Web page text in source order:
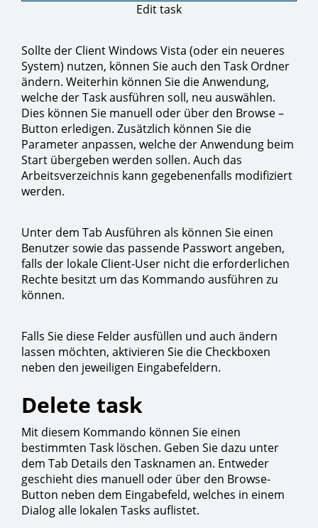
Edit task
Sollte der Client Windows Vista (oder ein neueres
System) nutzen, können Sie auch den Task Ordner
ändern. Weiterhin können Sie die Anwendung,
welche der Task ausführen soll, neu auswählen.
Dies können Sie manuell oder über den Browse –
Button erledigen. Zusätzlich können Sie die
Parameter anpassen, welche der Anwendung beim
Start übergeben werden sollen. Auch das
Arbeitsverzeichnis kann gegebenenfalls modifiziert
werden.
Unter dem Tab Ausführen als können Sie einen
Benutzer sowie das passende Passwort angeben,
falls der lokale Client-User nicht die erforderlichen
Rechte besitzt um das Kommando ausführen zu
können.
Falls Sie diese Felder ausfüllen und auch ändern
lassen möchten, aktivieren Sie die Checkboxen
neben den jeweiligen Eingabefeldern.
Delete task
Mit diesem Kommando können Sie einen
bestimmten Task löschen. Geben Sie dazu unter
dem Tab Details den Tasknamen an. Entweder
geschieht dies manuell oder über den Browse-
Button neben dem Eingabefeld, welches in einem
Dialog alle lokalen Tasks auflistet.